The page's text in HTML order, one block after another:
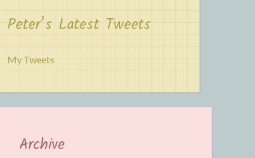
Peter’s Latest Tweets
My Tweets
Archive